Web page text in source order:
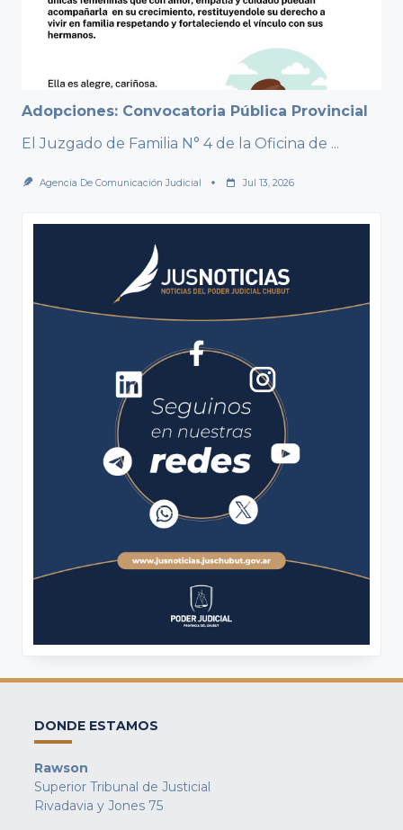
Adopciones: Convocatoria Pública Provincial
El Juzgado de Familia N° 4 de la Oficina de ...
Agencia De Comunicación Judicial Jul 13, 2026
DONDE ESTAMOS
Rawson
Superior Tribunal de Justicial
Rivadavia y Jones 75